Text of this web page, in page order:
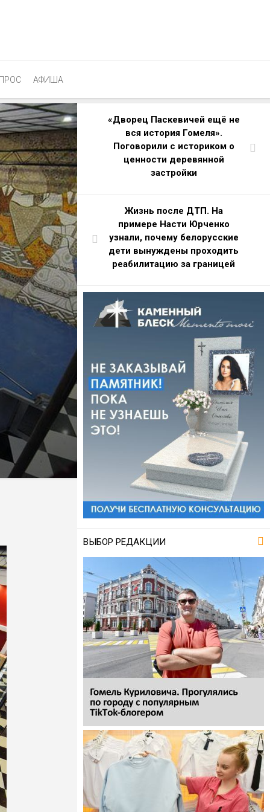
АФИША
«Дворец Паскевичей ещё не
вся история Гомеля».
Поговорили с историком о
ценности деревянной
застройки
Жизнь после ДТП. На
примере Насти Юрченко
узнали, почему белорусские
дети вынуждены проходить
реабилитацию за границей
ВЫБОР РЕДАКЦИИ